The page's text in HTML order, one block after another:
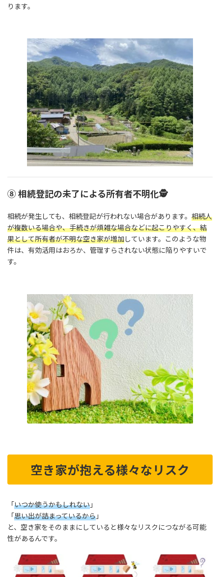
ります。
⑧ 相続登記の未了による所有者不明化🕵
相続が発生しても、相続登記が行われない場合があります。 相続人
が複数いる場合や、手続きが煩雑な場合などに起こりやすく、結
果として所有者が不明な空き家が増加しています。このような物
件は、有効活用はおろか、管理すらされない状態に陥りやすいで
す。
空き家が抱える様々なリスク
「いつか使うかもしれない 」
「思い出が詰まっているから 」
と、空き家をそのままにしていると様々なリスクにつながる可能
性があるんです。